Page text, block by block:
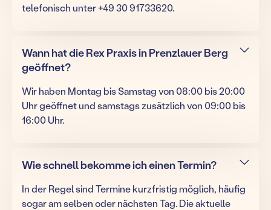
telefonisch unter +49 30 91733620.
Wann hat die Rex Praxis in Prenzlauer Berg
geöffnet?
Wir haben Montag bis Samstag von 08:00 bis 20:00
Uhr geöffnet und samstags zusätzlich von 09:00 bis
16:00 Uhr.
Wie schnell bekomme ich einen Termin?
In der Regel sind Termine kurzfristig möglich, häufig
sogar am selben oder nächsten Tag. Die aktuelle